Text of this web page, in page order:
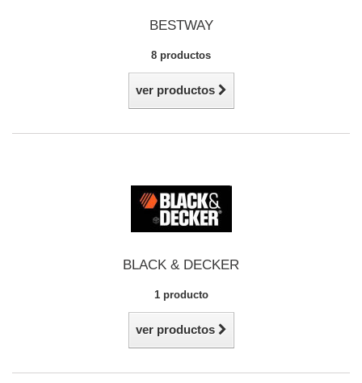
BESTWAY
8 productos
ver productos
BLACK & DECKER
1 producto
ver productos